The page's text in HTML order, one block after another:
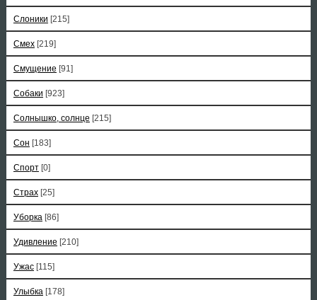
Слоники [215]
Смех [219]
Смущение [91]
Собаки [923]
Солнышко, солнце [215]
Сон [183]
Спорт [0]
Страх [25]
Уборка [86]
Удивление [210]
Ужас [115]
Улыбка [178]